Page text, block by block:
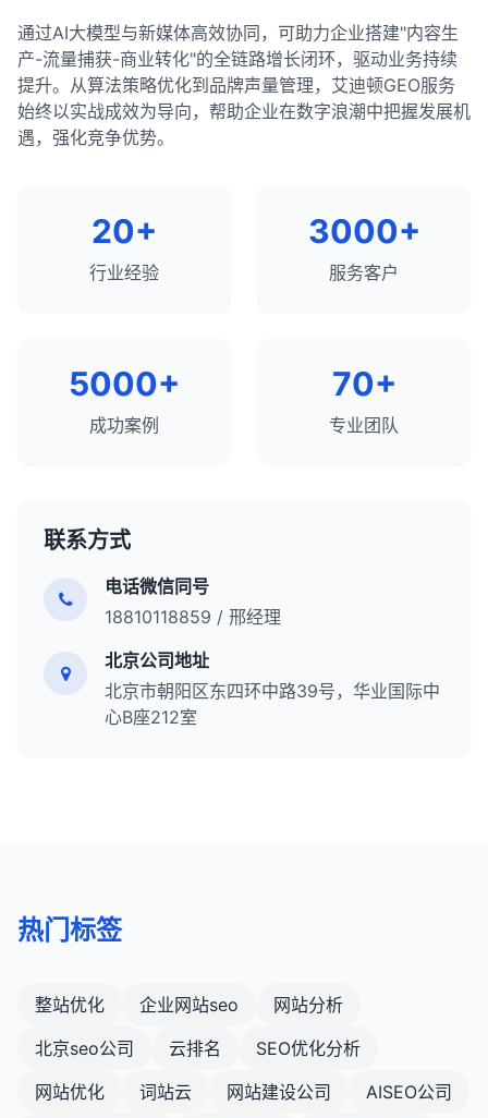
品页面、热门内容页面）应该进行全面优化，而次要
页面（如联系页面、隐私政策页面）只需要基本的优
化。所有页面都应该进行基本的技术SEO和用户体验
优化，以确保网站的整体健康和性能。
引起的，包括排名位置不佳、搜索量低、标题和描述
不够吸引人、缺乏丰富片段、搜索意图不匹配等。通
过系统地分析这些因素并采取相应的优化措施，可以
有效提高有机流量。重要的是不仅要关注排名，还要
关注点击率和用户体验，以最大限度地发挥SEO的价
确保它们遵守版权规定并正确归因。
考虑合作：与聚合网站建立合作关系，确保你的内
容以有利的方式呈现并正确归因。
总结来说，聚合网站在Google上的表现有时优于原始
注于创建独特价值、改善用户体验、加强品牌建设和
建立权威性。虽然聚合网站可能在某些情况下表现更
好，但高质量的原创内容仍然是长期SEO成功的基
总结和建议：
对于大多数网站，子目录通常是更好的SEO选择，
因为它们可以共享主域名的权威性，集中链接
equity，并简化网站管理。
域名。
无论选择哪种方式，都应确保：
技术SEO基础扎实（如页面速度、移动友好性
等）。
特定情况下，子域名可能是更合适的选择。
助搜索引擎更好地理解页面内容，并可能使搜索结果
显示丰富片段，提高点击率和转化率。正确实施结构
化数据可以为网站带来明显的竞争优势，特别是在竞
争激烈的行业。
遵循最佳实践：
只标记页面上实际存在的内容。
确保数据准确且与页面内容一致。
避免使用误导性或不准确的标记。
测试和验证：
报告。
总结来说，丰富片段是增强搜索结果的有效方式，可
富片段不直接影响排名，但它们可以显著提高搜索结
词的SERPs中的排名。
点击率：SERPs中的位置和展示方式直接影响点击
率。
可见度：在SERPs中占据多个位置（如有机结果、
知识面板、图片结果等）可以提高品牌可见度。
竞争分析：分析SERPs可以帮助了解竞争对手的策
略和表现。
实施结构化数据，获取丰富片段。
优化内容以获取特色摘要。
优化图片和视频，提高在多媒体结果中的可见度。
总结来说，SERPs是搜索引擎用户体验的核心，也是
SEO的主要战场。了解SERPs的结构和组成部分，以
及如何优化网站在SERPs中的表现，对于提高有机流
量和实现业务目标至关重要。随着搜索引擎算法的不
断发展，SERPs的结构也在不断演变，SEO专业人员
需要持续关注这些变化并调整他们的策略。
避免链式重定向（A → B → C），尽量直接重定向
（A → C）。
在网站迁移后，保持301重定向至少1年，以确保搜
索引擎有足够的时间更新索引。
在Google Search Console中提交地址更改，通知
搜索引擎网站已迁移。
307重定向：与302类似，但要求客户端保持请求
方法不变。
务器端重定向对SEO友好。
总结来说，301重定向是一种重要的技术，用于在
URL更改时维护用户体验和保留SEO价值。正确使用
301重定向可以确保网站迁移、URL结构更改或内容
合并不会对有机搜索流量产生负面影响。了解何时以
及如何使用301重定向是每个SEO专业人员必备的技
使用自适应视频播放器，确保视频在所有设备上都
能正常播放。
考虑使用缩略图代替自动播放视频，减少带宽使
用。
提供视频控件，允许用户控制播放体验。
弹出窗口和插页式广告在移动设备上可能会严重影
如果必须使用弹出窗口，请确保它们易于关闭，并
使用Google的Mobile-Friendly Test工具测试网站
的移动友好性。
器。
间和转化率。
对于本地企业，确保联系信息、营业时间时间和地
址在移动设备上清晰可见。
添加地图和方向功能，方便用户找到实体店。
它们可以离线工作，加载速度快，并可以添加到用
户的主屏幕。
优化移动端体验是一个持续的过程，需要定期测试、
监控和改进。通过关注响应式设计、页面速度、导
航、内容和互动元素，你可以为移动用户提供出色的
体验，同时改善SEO表现和转化率。
在Google Search Console和其他搜索引擎工具中
提交网站地图。
考虑为不同类型的内容创建专用的网站地图（如文
章、产品、图片等）。
定期更新网站地图，反映网站内容的变化。
使用canonical标签指定页面的首选版本，处理重
确保每个页面只有一个规范URL，避免规范标签
URL。
7. 优化404页面
监控并修复破损链接，减少404错误的发生。
8. 实施响应式设计
使用响应式设计确保网站在所有设备上都能提供良
这对于移动优先索引尤为重要。
9. 优化网站速度和性能
网站架构不仅要对搜索引擎友好，还要对用户友
好。
能轻松访问内容。
解网站结构。
创建SEO友好的网站架构是一个需要平衡搜索引擎需
通过AI大模型与新媒体高效协同，可助力企业搭建"内容生
产-流量捕获-商业转化"的全链路增长闭环，驱动业务持续
提升。从算法策略优化到品牌声量管理，艾迪顿GEO服务
始终以实战成效为导向，帮助企业在数字浪潮中把握发展机
遇，强化竞争优势。
20+
行业经验
3000+
服务客户
5000+
成功案例
70+
专业团队
联系方式
电话微信同号
18810118859 / 邢经理
北京公司地址
北京市朝阳区东四环中路39号，华业国际中
心B座212室
热门标签
整站优化 企业网站seo
网站分析
北京seo公司
云排名
SEO优化分析
网站优化
词站云 网站建设公司
AISEO公司